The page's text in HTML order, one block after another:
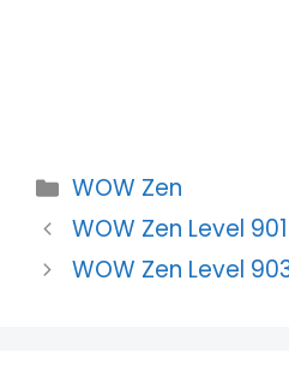
Kategorien
WOW Zen
WOW Zen Level
WOW Zen Level